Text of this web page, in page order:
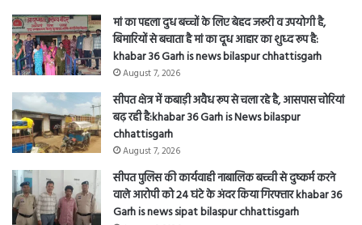
मां का पहला दुध बच्चों के लिए बेहद जरूरी व उपयोगी है,
बिमारियों से बचाता है मां का दूध आहार का शुध्द रूप है:
khabar 36 Garh is news bilaspur chhattisgarh
August 7, 2026
सीपत क्षेत्र में कबाड़ी अवैध रूप से चला रहे है, आसपास चोरियां
बढ़ रही है:khabar 36 Garh is News bilaspur
chhattisgarh
August 7, 2026
सीपत पुलिस की कार्यवाही नाबालिक बच्ची से दुष्कर्म करने
वाले आरोपी को 24 घंटे के अंदर किया गिरफ्तार khabar 36
Garh is news sipat bilaspur chhattisgarh
August 6, 2026